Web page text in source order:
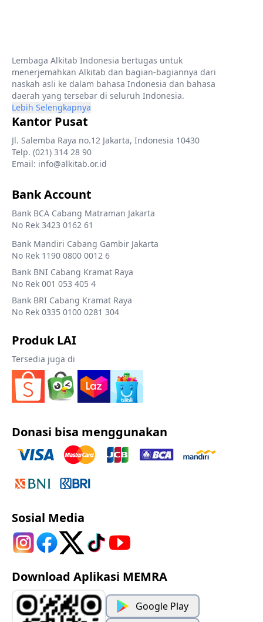
Lembaga Alkitab Indonesia bertugas untuk
menerjemahkan Alkitab dan bagian-bagiannya dari
naskah asli ke dalam bahasa Indonesia dan bahasa
daerah yang tersebar di seluruh Indonesia.
Lebih Selengkapnya
Kantor Pusat
Jl. Salemba Raya no.12 Jakarta, Indonesia 10430
Telp. (021) 314 28 90
Email: info@alkitab.or.id
Bank Account
Bank BCA Cabang Matraman Jakarta
No Rek 3423 0162 61
Bank Mandiri Cabang Gambir Jakarta
No Rek 1190 0800 0012 6
Bank BNI Cabang Kramat Raya
No Rek 001 053 405 4
Bank BRI Cabang Kramat Raya
No Rek 0335 0100 0281 304
Produk LAI
Tersedia juga di
Donasi bisa menggunakan
Sosial Media
Download Aplikasi MEMRA
Google Play